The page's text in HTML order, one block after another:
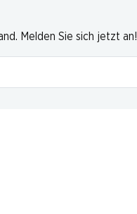
Melden Sie sich jetzt an!